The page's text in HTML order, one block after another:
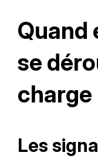
Quand
se
charge
Les